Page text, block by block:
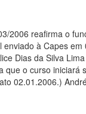
2006 reafirma o
à Capes em
Dias da Silva
que o curso iniciará
02.01.2006.)